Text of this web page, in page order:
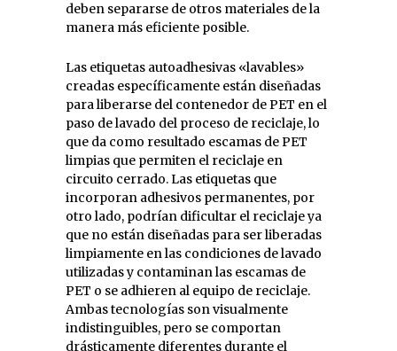
deben separarse de otros materiales de la
manera más eficiente posible.
Las etiquetas autoadhesivas «lavables»
creadas específicamente están diseñadas
para liberarse del contenedor de PET en el
paso de lavado del proceso de reciclaje, lo
que da como resultado escamas de PET
limpias que permiten el reciclaje en
circuito cerrado. Las etiquetas que
incorporan adhesivos permanentes, por
otro lado, podrían dificultar el reciclaje ya
que no están diseñadas para ser liberadas
limpiamente en las condiciones de lavado
utilizadas y contaminan las escamas de
PET o se adhieren al equipo de reciclaje.
Ambas tecnologías son visualmente
indistinguibles, pero se comportan
drásticamente diferentes durante el